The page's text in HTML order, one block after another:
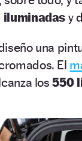
iluminadasy
una
El
los550